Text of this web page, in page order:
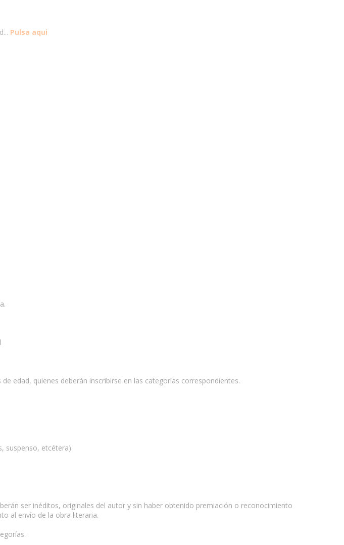
Pulsa aqui
edad, quienes deberán inscribirse en las categorías correspondientes.
suspenso, etcétera)
ser inéditos, originales del autor y sin haber obtenido premiación o reconocimiento
al envío de la obra literaria.